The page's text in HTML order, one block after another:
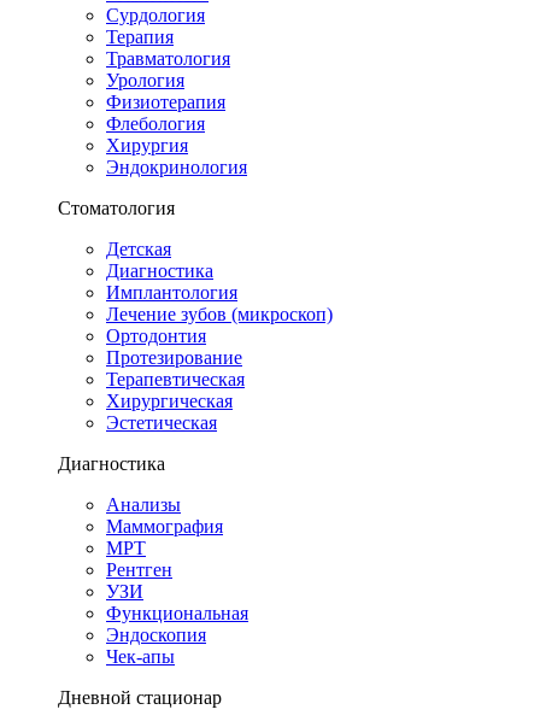
Сурдология
Терапия
Травматология
Урология
Физиотерапия
Флебология
Хирургия
Эндокринология
Стоматология
Детская
Диагностика
Имплантология
Лечение зубов (микроскоп)
Ортодонтия
Протезирование
Терапевтическая
Хирургическая
Эстетическая
Диагностика
Анализы
Маммография
МРТ
Рентген
УЗИ
Функциональная
Эндоскопия
Чек-апы
Дневной стационар